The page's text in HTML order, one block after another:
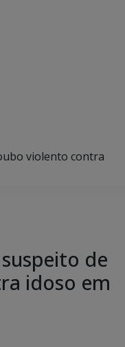
violento contra
de
idoso em